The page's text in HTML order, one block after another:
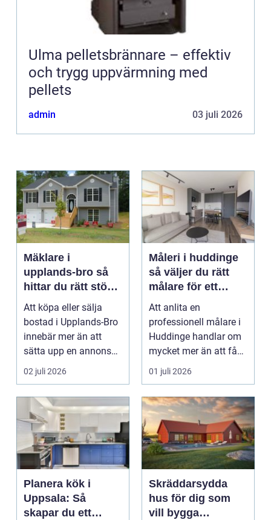
Ulma pelletsbrännare – effektiv
och trygg uppvärmning med
pellets
admin 03 juli 2026
Mäklare i
upplands-bro så
hittar du rätt stöd
för din
bostadsaffär
Att köpa eller sälja
bostad i Upplands-Bro
innebär mer än att
sätta upp en annons
och vänta in bud. ...
02 juli 2026
Måleri i huddinge
så väljer du rätt
målare för ett
hållbart resultat
Att anlita en
professionell målare i
Huddinge handlar om
mycket mer än att få
nya färger på
väggarna...
01 juli 2026
Planera kök i
Uppsala: Så
skapar du ett
Skräddarsydda
hus för dig som
vill bygga